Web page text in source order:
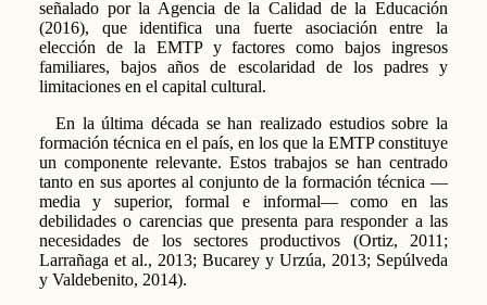
señalado por la Agencia de la Calidad de la Educación
(2016), que identifica una fuerte asociación entre la
elección de la EMTP y factores como bajos ingresos
familiares, bajos años de escolaridad de los padres y
limitaciones en el capital cultural.
En la última década se han realizado estudios sobre la
formación técnica en el país, en los que la EMTP constituye
un componente relevante. Estos trabajos se han centrado
tanto en sus aportes al conjunto de la formación técnica —
media y superior, formal e informal— como en las
debilidades o carencias que presenta para responder a las
necesidades de los sectores productivos (Ortiz, 2011;
Larrañaga et al., 2013; Bucarey y Urzúa, 2013; Sepúlveda
y Valdebenito, 2014).